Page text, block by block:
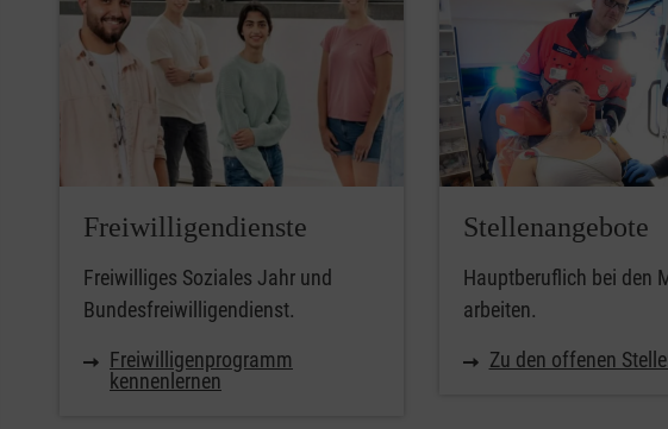
Freiwilligendienste
Freiwilliges Soziales Jahr und
Bundesfreiwilligendienst.
Freiwilligenprogramm
kennenlernen
Stellenangebote
Hauptberuflich bei den
arbeiten.
Zu den offenen